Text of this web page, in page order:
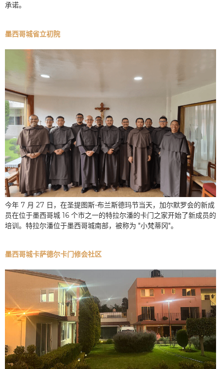
承诺。
墨西哥城省立初院
今年 7 月 27 日，在圣提图斯-布兰斯德玛节当天，加尔默罗会的新成
员在位于墨西哥城 16 个市之一的特拉尔潘的卡门之家开始了新成员的
培训。特拉尔潘位于墨西哥城南部，被称为 "小梵蒂冈"。
墨西哥城卡萨德尔卡门修会社区